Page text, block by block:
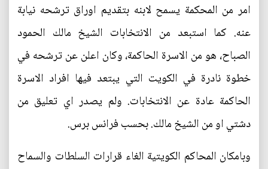
امر من المحكمة يسمح لابنه بتقديم اوراق ترشحه نيابة
عنه. كما استبعد من الانتخابات الشيخ مالك الحمود
الصباح، هو من الاسرة الحاكمة، وكان اعلن عن ترشحه في
خطوة نادرة في الكويت التي يبتعد فيها افراد الاسرة
الحاكمة عادة عن الانتخابات. ولم يصدر اي تعليق من
دشتي او من الشيخ مالك. بحسب فرانس برس.
وبامكان المحاكم الكويتية الغاء قرارات السلطات والسماح